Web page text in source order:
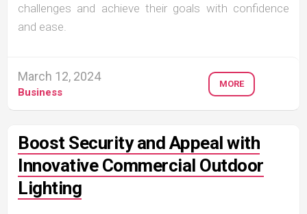
challenges and achieve their goals with confidence
and ease.
March 12, 2024
Business
MORE
Boost Security and Appeal with
Innovative Commercial Outdoor
Lighting